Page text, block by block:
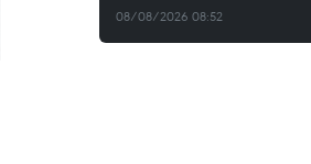
08/08/2026 08:52